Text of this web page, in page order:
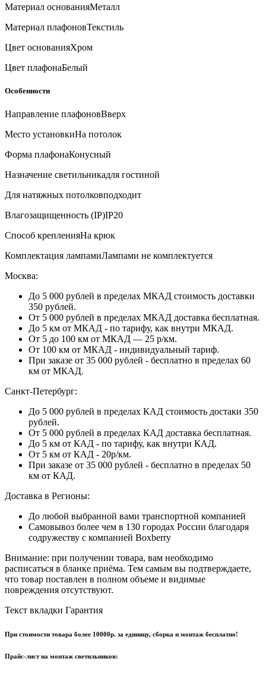
Материал основанияМеталл
Материал плафоновТекстиль
Цвет основанияХром
Цвет плафонаБелый
Особенности
Направление плафоновВверх
Место установкиНа потолок
Форма плафонаКонусный
Назначение светильникадля гостиной
Для натяжных потолковподходит
Влагозащищенность (IP)IP20
Способ крепленияНа крюк
Комплектация лампамиЛампами не комплектуется
Москва:
До 5 000 рублей в пределах МКАД стоимость доставки
350 рублей.
От 5 000 рублей в пределах МКАД доставка бесплатная.
До 5 км от МКАД - по тарифу, как внутри МКАД.
От 5 до 100 км от МКАД — 25 р/км.
От 100 км от МКАД - индивидуальный тариф.
При заказе от 35 000 рублей - бесплатно в пределах 60
км от МКАД.
Санкт-Петербург:
До 5 000 рублей в пределах КАД стоимость достаки 350
рублей.
От 5 000 рублей в пределах КАД доставка бесплатная.
До 5 км от КАД - по тарифу, как внутри КАД.
От 5 км от КАД - 20р/км.
При заказе от 35 000 рублей - бесплатно в пределах 50
км от КАД.
Доставка в Регионы:
До любой выбранной вами транспортной компанией
Самовывоз более чем в 130 городах России благодаря
содружеству с компанией Boxberry
Внимание: при получении товара, вам необходимо
расписаться в бланке приёма. Тем самым вы подтверждаете,
что товар поставлен в полном объеме и видимые
повреждения отсутствуют.
Текст вкладки Гарантия
При стоимости товара более 10000р. за единицу, сборка и монтаж бесплатно!
Прайс-лист на монтаж светильников: